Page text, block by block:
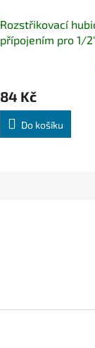
Rozstřikovací
přípojením pro 1/
84 Kč
Do košíku